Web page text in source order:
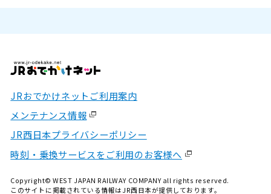
JRおでかけネットご利用案内
メンテナンス情報
JR西日本プライバシーポリシー
時刻・乗換サービスをご利用のお客様へ
Copyright© WEST JAPAN RAILWAY COMPANY all rights reserved.
このサイトに掲載されている情報はJR西日本が提供しております。